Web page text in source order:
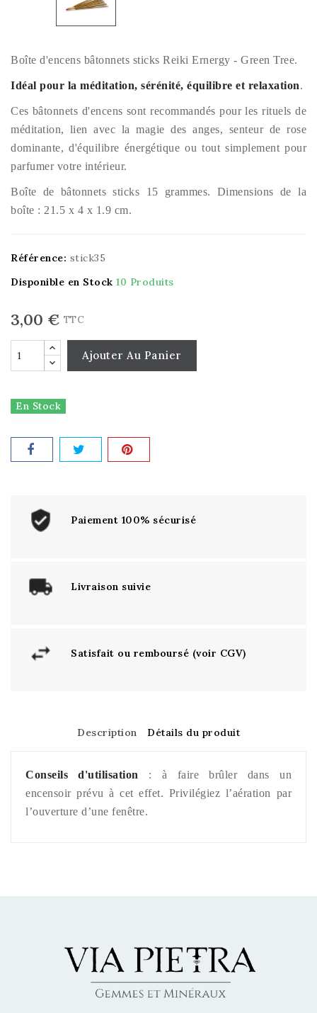
Boîte d'encens bâtonnets sticks Reiki Ernergy - Green Tree.
Idéal pour la méditation, sérénité, équilibre et relaxation.
Ces bâtonnets d'encens sont recommandés pour les rituels de
méditation, lien avec la magie des anges, senteur de rose
dominante, d'équilibre énergétique ou tout simplement pour
parfumer votre intérieur.
Boîte de bâtonnets sticks 15 grammes. Dimensions de la
boîte : 21.5 x 4 x 1.9 cm.
Référence: stick35
Disponible en Stock 10 Produits
3,00 € TTC
Ajouter Au Panier
En Stock
Paiement 100% sécurisé
Livraison suivie
Satisfait ou remboursé (voir CGV)
Description Détails du produit
Conseils d'utilisation
: à faire brûler dans un
encensoir prévu à cet effet. Privilégiez l’aération par
l’ouverture d’une fenêtre.